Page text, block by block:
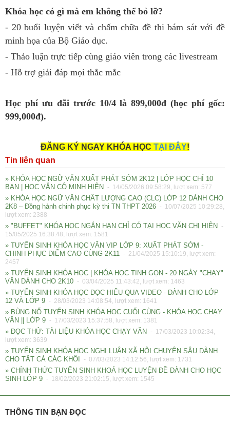
Khóa học có gì mà em không thể bỏ lỡ?
- 20 buổi luyện viết và chấm chữa đề thi bám sát với đề
minh họa của Bộ Giáo dục.
- Thảo luận trực tiếp cùng giáo viên trong các livestream
- Hỗ trợ giải đáp mọi thắc mắc
Học phí ưu đãi trước 10/4 là 899,000đ (học phí gốc:
999,000đ).
ĐĂNG KÝ NGAY KHÓA HỌC TẠI ĐÂY!
Tin liên quan
» KHÓA HỌC NGỮ VĂN XUẤT PHÁT SỚM 2K12 | LỚP HỌC CHỈ 10
BẠN | HỌC VĂN CÔ MINH HIÊN
- 14/05/2026 09:58:29, lượt xem: 577
» KHÓA HỌC NGỮ VĂN CHẤT LƯỢNG CAO (CLC) LỚP 12 DÀNH CHO
2K8 – Đồng hành chinh phục kỳ thi TN THPT 2026 - 10/07/2025 10:29:28,
lượt xem: 2388
» "BUFFET" KHÓA HỌC NGẮN HẠN CHỈ CÓ TẠI HỌC VĂN CHỊ HIÊN
-
15/05/2025 16:38:48, lượt xem: 1581
» TUYỂN SINH KHÓA HỌC VĂN VIP LỚP 9: XUẤT PHÁT SỚM -
CHINH PHỤC ĐIỂM CAO CÙNG 2K11 - 21/04/2025 15:10:19, lượt xem:
2457
» TUYỂN SINH KHÓA HỌC | KHÓA HỌC TINH GỌN - 20 NGÀY "CHẠY"
VĂN DÀNH CHO 2K10 - 03/04/2025 11:43:42, lượt xem: 1463
» TUYỂN SINH KHÓA HỌC ĐỌC HIỂU QUA VIDEO - DÀNH CHO LỚP
12 VÀ LỚP 9 - 28/03/2023 14:08:54, lượt xem: 1641
» BÙNG NỔ TUYỂN SINH KHÓA HỌC CUỐI CÙNG - KHÓA HỌC CHẠY
VĂN || LỚP 9 - 17/03/2023 15:37:58, lượt xem: 1381
» ĐỌC THỬ: TÀI LIỆU KHÓA HỌC CHẠY VĂN
- 17/03/2023 10:02:34,
lượt xem: 3639
» TUYỂN SINH KHÓA HỌC NGHỊ LUẬN XÃ HỘI CHUYÊN SÂU DÀNH
CHO TẤT CẢ CÁC KHỐI
- 07/03/2023 14:12:56, lượt xem: 1731
» CHÍNH THỨC TUYỂN SINH KHOÁ HỌC LUYỆN ĐỀ DÀNH CHO HỌC
SINH LỚP 9 - 18/02/2023 21:02:15, lượt xem: 1545
THÔNG TIN BẠN ĐỌC